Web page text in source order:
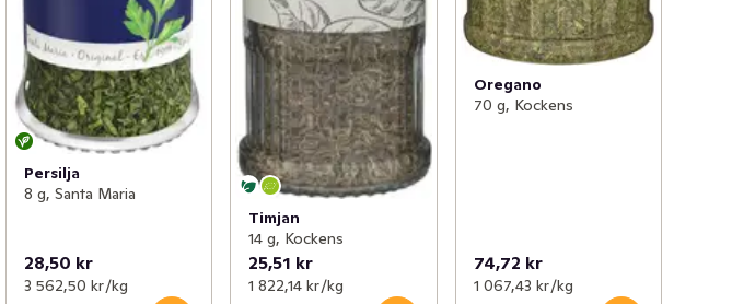
Persilja
8 g, Santa Maria
28,50 kr
3 562,50 kr /kg
Timjan
14 g, Kockens
25,51 kr
1 822,14 kr /kg
Oregano
70 g, Kockens
74,72 kr
1 067,43 kr /kg